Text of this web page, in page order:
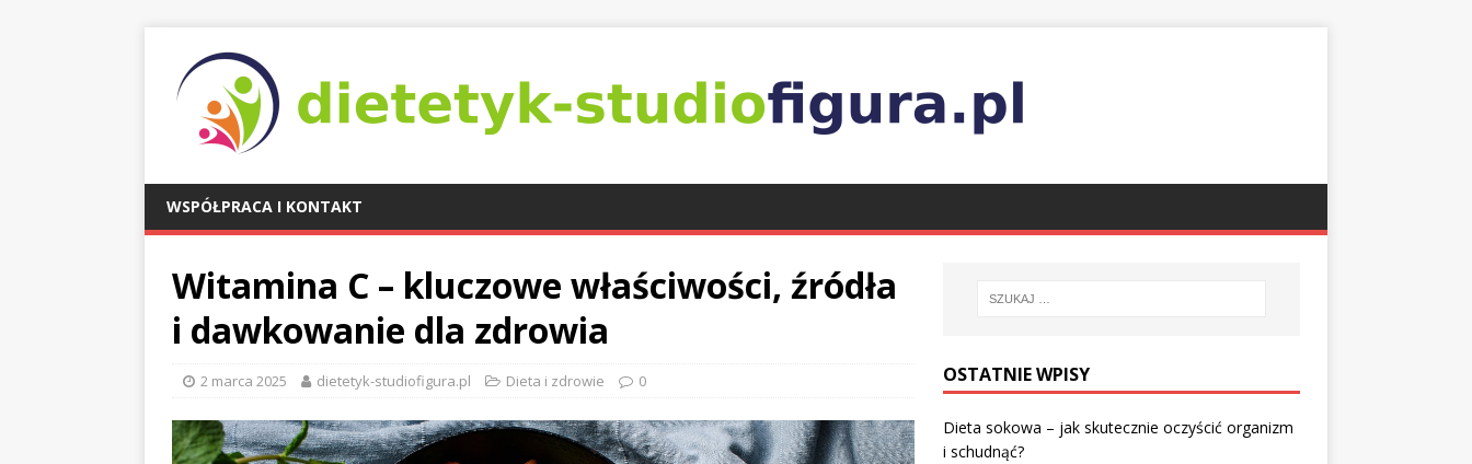
WSPÓŁPRACA I KONTAKT
Witamina C – kluczowe właściwości, źródła
i dawkowanie dla zdrowia
2 marca 2025 dietetyk-studiofigura.pl Dieta i zdrowie 0 OSTATNIE WPISY
Dieta sokowa – jak skutecznie oczyścić organizm
i schudnąć?